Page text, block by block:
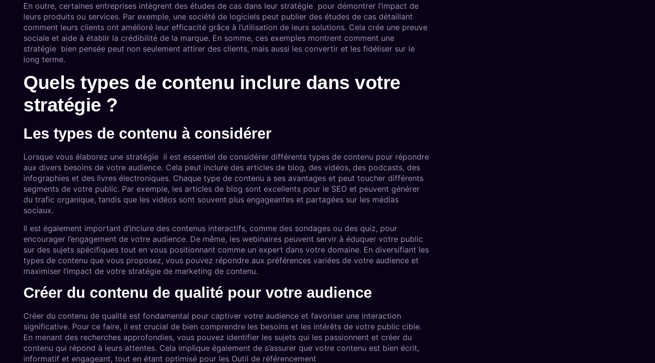
En outre, certaines entreprises intègrent des études de cas dans leur stratégie pour démontrer l’impact de
leurs produits ou services. Par exemple, une société de logiciels peut publier des études de cas détaillant
comment leurs clients ont amélioré leur efficacité grâce à l’utilisation de leurs solutions. Cela crée une preuve
sociale et aide à établir la crédibilité de la marque. En somme, ces exemples montrent comment une
stratégie bien pensée peut non seulement attirer des clients, mais aussi les convertir et les fidéliser sur le
long terme.
Quels types de contenu inclure dans votre
stratégie ?
Les types de contenu à considérer
Lorsque vous élaborez une stratégie il est essentiel de considérer différents types de contenu pour répondre
aux divers besoins de votre audience. Cela peut inclure des articles de blog, des vidéos, des podcasts, des
infographies et des livres électroniques. Chaque type de contenu a ses avantages et peut toucher différents
segments de votre public. Par exemple, les articles de blog sont excellents pour le SEO et peuvent générer
du trafic organique, tandis que les vidéos sont souvent plus engageantes et partagées sur les médias
sociaux.
Il est également important d’inclure des contenus interactifs, comme des sondages ou des quiz, pour
encourager l’engagement de votre audience. De même, les webinaires peuvent servir à éduquer votre public
sur des sujets spécifiques tout en vous positionnant comme un expert dans votre domaine. En diversifiant les
types de contenu que vous proposez, vous pouvez répondre aux préférences variées de votre audience et
maximiser l’impact de votre stratégie de marketing de contenu.
Créer du contenu de qualité pour votre audience
Créer du contenu de qualité est fondamental pour captiver votre audience et favoriser une interaction
significative. Pour ce faire, il est crucial de bien comprendre les besoins et les intérêts de votre public cible.
En menant des recherches approfondies, vous pouvez identifier les sujets qui les passionnent et créer du
contenu qui répond à leurs attentes. Cela implique également de s’assurer que votre contenu est bien écrit,
informatif et engageant, tout en étant optimisé pour les Outil de référencement